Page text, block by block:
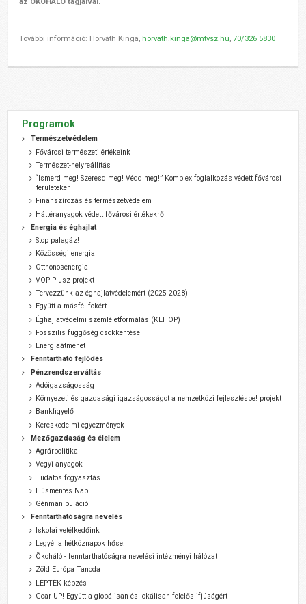
További információ: Horváth Kinga, horvath.kinga@mtvsz.hu,70/326 5830
Programok
Természetvédelem
Fővárosi természeti értékeink
Természet-helyreállítás
“Ismerd meg! Szeresd meg! Védd meg!” Komplex foglalkozás védett fővárosi
területeken
Finanszírozás és természetvédelem
Háttéranyagok védett fővárosi értékekről
Energia és éghajlat
Stop palagáz!
Közösségi energia
Otthonosenergia
VOP Plusz projekt
Tervezzünk az éghajlatvédelemért (2025-2028)
Együtt a másfél fokért
Éghajlatvédelmi szemléletformálás (KEHOP)
Fosszilis függőség csökkentése
Energiaátmenet
Fenntartható fejlődés
Pénzrendszerváltás
Adóigazságosság
Környezeti és gazdasági igazságosságot a nemzetközi fejlesztésbe! projekt
Bankfigyelő
Kereskedelmi egyezmények
Mezőgazdaság és élelem
Agrárpolitika
Vegyi anyagok
Tudatos fogyasztás
Húsmentes Nap
Génmanipuláció
Fenntarthatóságra nevelés
Iskolai vetélkedőink
Legyél a hétköznapok hőse!
Ökoháló - fenntarthatóságra nevelési intézményi hálózat
Zöld Európa Tanoda
LÉPTÉK képzés
Gear UP! Együtt a globálisan és lokálisan felelős ifjúságért